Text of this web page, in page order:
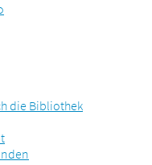
die Bibliothek